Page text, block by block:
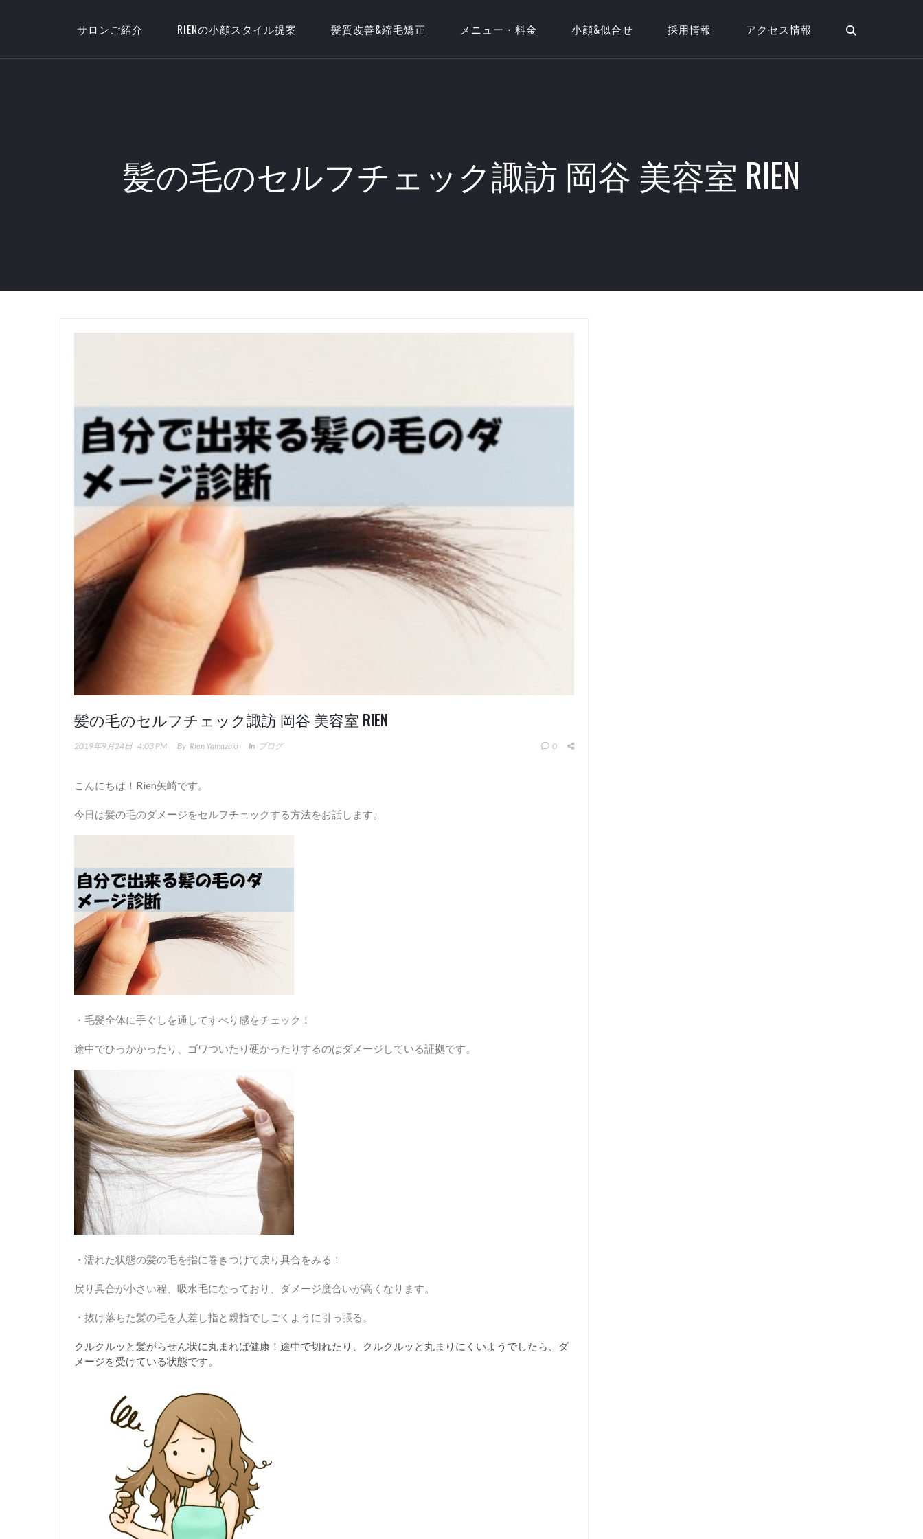
サロンご紹介 RIENの小顔スタイル提案 髪質改善&縮毛矯正 メニュー・料金 小顔&似合せ 採用情報 アクセス情報
髪の毛のセルフチェック諏訪 岡谷 美容室 RIEN
髪の毛のセルフチェック諏訪 岡谷 美容室 RIEN
2019年9月24日 4:03 PM By Rien Yamazaki In ブログ 0
こんにちは！Rien矢崎です。
今日は髪の毛のダメージをセルフチェックする方法をお話します。
・毛髪全体に手ぐしを通してすべり感をチェック！
途中でひっかかったり、ゴワついたり硬かったりするのはダメージしている証拠です。
・濡れた状態の髪の毛を指に巻きつけて戻り具合をみる！
戻り具合が小さい程、吸水毛になっており、ダメージ度合いが高くなります。
・抜け落ちた髪の毛を人差し指と親指でしごくように引っ張る。
クルクルッと髪がらせん状に丸まれば健康！途中で切れたり、クルクルッと丸まりにくいようでしたら、ダ
メージを受けている状態です。